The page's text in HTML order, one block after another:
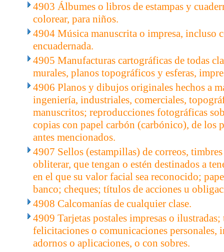
4903 Álbumes o libros de estampas y
colorear, para niños.
4904 Música manuscrita o impresa, incluso
encuadernada.
4905 Manufacturas cartográficas de todas
murales, planos topográficos y esferas,
4906 Planos y dibujos originales hechos a
ingeniería, industriales, comerciales,
manuscritos; reproducciones fotográficas
copias con papel carbón (carbónico), de los
antes mencionados.
4907 Sellos (estampillas) de correos,
obliterar, que tengan o estén destinados a
en el que su valor facial sea reconocido;
banco; cheques; títulos de acciones u
4908 Calcomanías de cualquier clase.
4909 Tarjetas postales impresas o ilustradas;
felicitaciones o comunicaciones personales,
adornos o aplicaciones, o con sobres.